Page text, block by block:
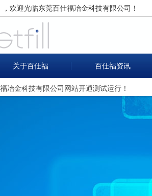
欢迎光临东莞百仕福冶金科技有限公司！
关于百仕福 百仕福资讯
冶金科技有限公司网站开通测试运行！